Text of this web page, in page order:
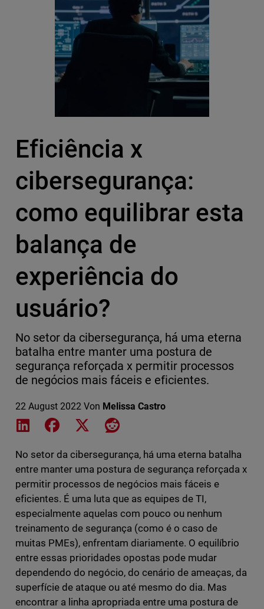
Eficiência x
cibersegurança:
como equilibrar esta
balança de
experiência do
usuário?
No setor da cibersegurança, há uma eterna
batalha entre manter uma postura de
segurança reforçada x permitir processos
de negócios mais fáceis e eficientes.
22 August 2022 Von Melissa Castro
Share on LinkedIn
Share on Facebook
Share on XShare on Reddit
No setor da cibersegurança, há uma eterna batalha
entre manter uma postura de segurança reforçada x
permitir processos de negócios mais fáceis e
eficientes. É uma luta que as equipes de TI,
especialmente aquelas com pouco ou nenhum
treinamento de segurança (como é o caso de
muitas PMEs), enfrentam diariamente. O equilíbrio
entre essas prioridades opostas pode mudar
dependendo do negócio, do cenário de ameaças, da
superfície de ataque ou até mesmo do dia. Mas
encontrar a linha apropriada entre uma postura de